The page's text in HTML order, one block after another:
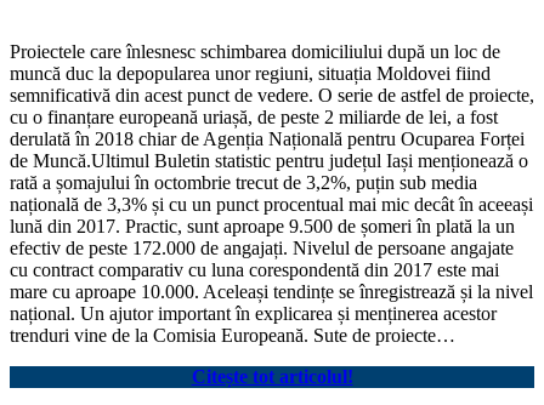
Proiectele care înlesnesc schimbarea domiciliului după un loc de
muncă duc la depopularea unor regiuni, situația Moldovei fiind
semnificativă din acest punct de vedere. O serie de astfel de proiecte,
cu o finanțare europeană uriașă, de peste 2 miliarde de lei, a fost
derulată în 2018 chiar de Agenția Națională pentru Ocuparea Forței
de Muncă.Ultimul Buletin statistic pentru județul Iași menționează o
rată a șomajului în octombrie trecut de 3,2%, puțin sub media
națională de 3,3% și cu un punct procentual mai mic decât în aceeași
lună din 2017. Practic, sunt aproape 9.500 de șomeri în plată la un
efectiv de peste 172.000 de angajați. Nivelul de persoane angajate
cu contract comparativ cu luna corespondentă din 2017 este mai
mare cu aproape 10.000. Aceleași tendințe se înregistrează și la nivel
național. Un ajutor important în explicarea și menținerea acestor
trenduri vine de la Comisia Europeană. Sute de proiecte…
Citește tot articolul!